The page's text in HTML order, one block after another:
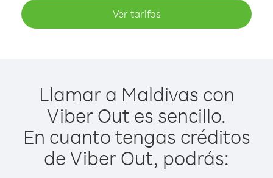
Ver tarifas
Llamar a Maldivas con
Viber Out es sencillo.
En cuanto tengas créditos
de Viber Out, podrás: